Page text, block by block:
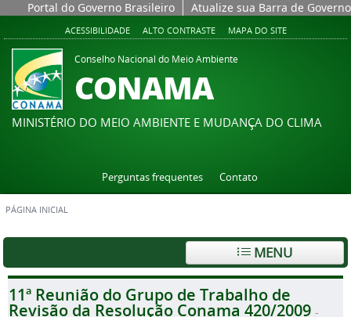
Portal do Governo Brasileiro Atualize sua Barra de Governo
ACESSIBILIDADE ALTO CONTRASTE MAPA DO SITE
Conselho Nacional do Meio Ambiente
CONAMA
MINISTÉRIO DO MEIO AMBIENTE E MUDANÇA DO CLIMA
Perguntas frequentes Contato
PÁGINA INICIAL
MENU
11ª Reunião do Grupo de Trabalho de
Revisão da Resolução Conama 420/2009 -